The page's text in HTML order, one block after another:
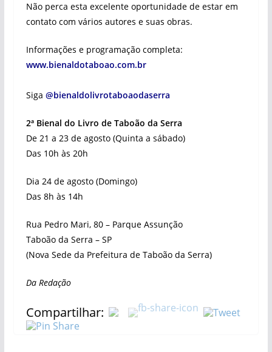
Não perca esta excelente oportunidade de estar em
contato com vários autores e suas obras.
Informações e programação completa:
www.bienaldotaboao.com.br
Siga @bienaldolivrotaboaodaserra
2ª Bienal do Livro de Taboão da Serra
De 21 a 23 de agosto (Quinta a sábado)
Das 10h às 20h
Dia 24 de agosto (Domingo)
Das 8h às 14h
Rua Pedro Mari, 80 – Parque Assunção
Taboão da Serra – SP
(Nova Sede da Prefeitura de Taboão da Serra)
Da Redação
Compartilhar: